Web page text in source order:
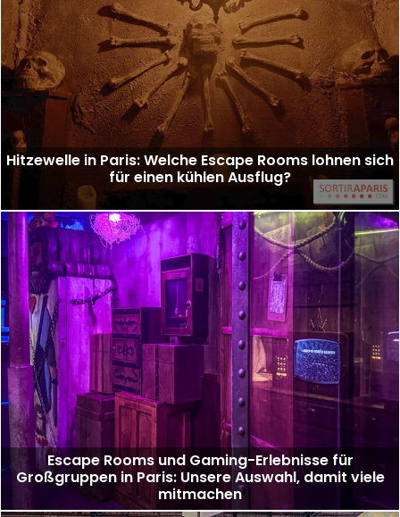
Hitzewelle in Paris: Welche Escape Rooms lohnen sich
für einen kühlen Ausflug?
Escape Rooms und Gaming-Erlebnisse für
Großgruppen in Paris: Unsere Auswahl, damit viele
mitmachen